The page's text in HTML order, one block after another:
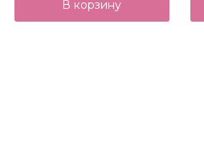
В корзину